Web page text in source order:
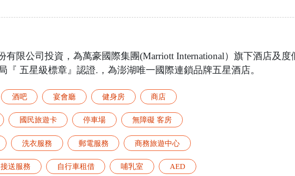
限公司投資，為萬豪國際集團(Marriott International）旗下酒店及
『 五星級標章』認證.，為澎湖唯一國際連鎖品牌五星酒店。
酒吧 宴會廳 健身房 商店
國民旅遊卡 停車場 無障礙 客房
洗衣服務 郵電服務 商務旅遊中心
接送服務 自行車租借 哺乳室 AED